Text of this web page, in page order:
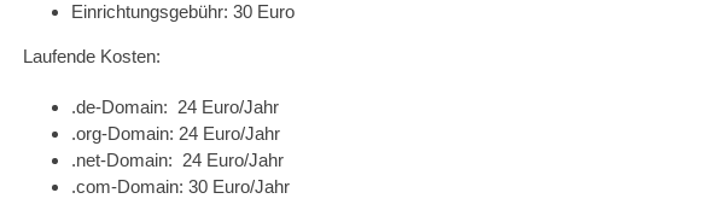
Einrichtungsgebühr: 30 Euro
Laufende Kosten:
.de-Domain: 24 Euro/Jahr
.org-Domain: 24 Euro/Jahr
.net-Domain: 24 Euro/Jahr
.com-Domain: 30 Euro/Jahr